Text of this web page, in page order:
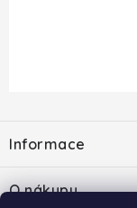
p
a
Informace
O nákupu